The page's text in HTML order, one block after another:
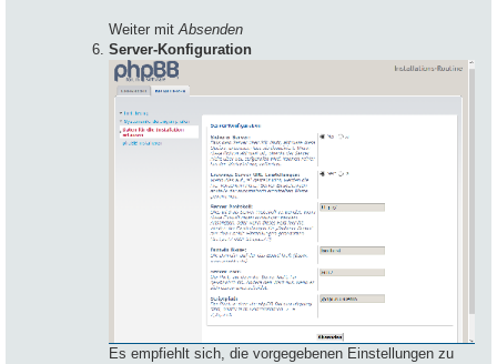
Weiter mitAbsenden
Server-Konfiguration
Es empfiehlt sich, die vorgegebenen Einstellungen zu